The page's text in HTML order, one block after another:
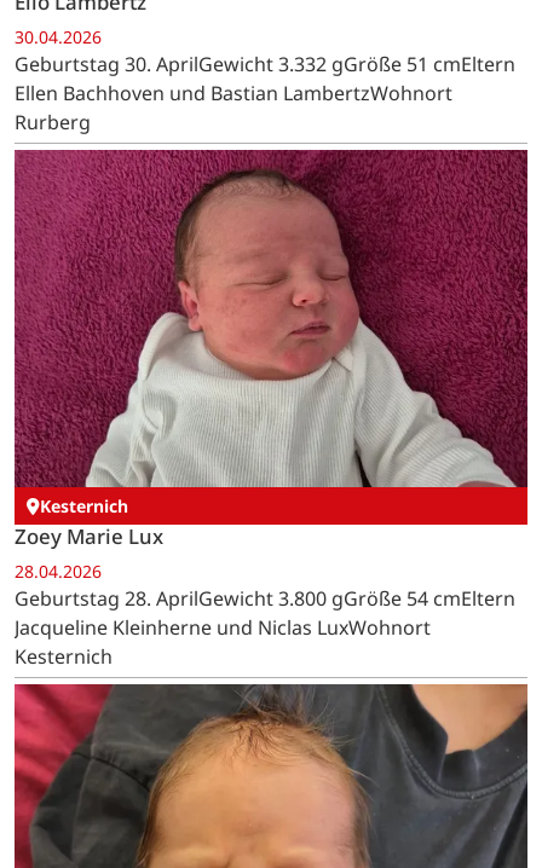
30.04.2026
Geburtstag 30. AprilGewicht 3.332 gGröße 51 cmEltern
Ellen Bachhoven und Bastian LambertzWohnort
Rurberg
Kesternich
Zoey Marie Lux
28.04.2026
Geburtstag 28. AprilGewicht 3.800 gGröße 54 cmEltern
Jacqueline Kleinherne und Niclas LuxWohnort
Kesternich